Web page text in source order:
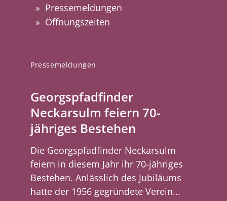
Pressemeldungen
Georgspfadfinder
Neckarsulm feiern 70-
jähriges Bestehen
Die Georgspfadfinder Neckarsulm
feiern in diesem Jahr ihr 70-jähriges
Bestehen. Anlässlich des Jubiläums
hatte der 1956 gegründete Verein...
Pressemeldungen
Öffnungszeiten